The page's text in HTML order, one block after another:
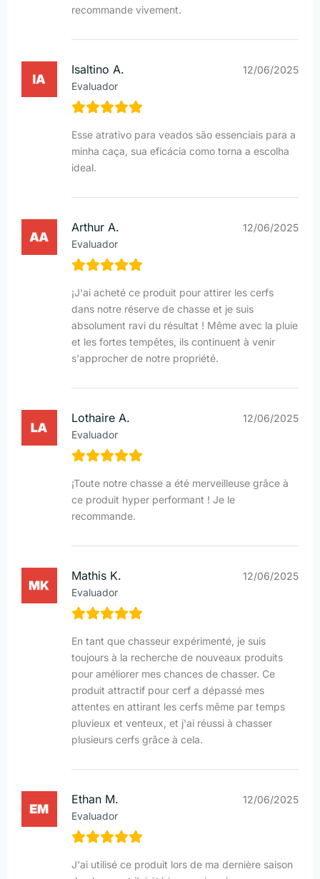
recommande vivement.
Isaltino A.
Evaluador
12/06/2025
Esse atrativo para veados são essenciais para a
minha caça, sua eficácia como torna a escolha
ideal.
Arthur A.
Evaluador
12/06/2025
¡J'ai acheté ce produit pour attirer les cerfs
dans notre réserve de chasse et je suis
absolument ravi du résultat ! Même avec la pluie
et les fortes tempêtes, ils continuent à venir
s'approcher de notre propriété.
Lothaire A.
Evaluador
12/06/2025
¡Toute notre chasse a été merveilleuse grâce à
ce produit hyper performant ! Je le
recommande.
Mathis K.
Evaluador
12/06/2025
En tant que chasseur expérimenté, je suis
toujours à la recherche de nouveaux produits
pour améliorer mes chances de chasser. Ce
produit attractif pour cerf a dépassé mes
attentes en attirant les cerfs même par temps
pluvieux et venteux, et j'ai réussi à chasser
plusieurs cerfs grâce à cela.
Ethan M.
Evaluador
12/06/2025
J'ai utilisé ce produit lors de ma dernière saison